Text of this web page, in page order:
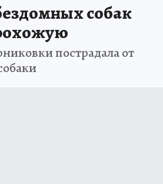
собак
пострадала от